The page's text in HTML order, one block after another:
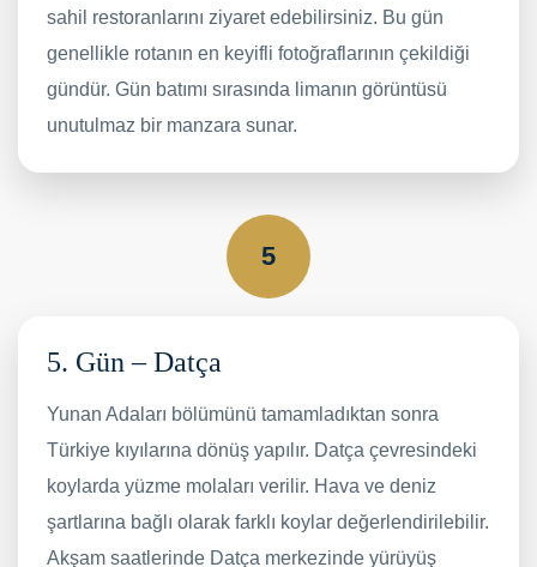
sahil restoranlarını ziyaret edebilirsiniz. Bu gün
genellikle rotanın en keyifli fotoğraflarının çekildiği
gündür. Gün batımı sırasında limanın görüntüsü
unutulmaz bir manzara sunar.
5
5. Gün – Datça
Yunan Adaları bölümünü tamamladıktan sonra
Türkiye kıyılarına dönüş yapılır. Datça çevresindeki
koylarda yüzme molaları verilir. Hava ve deniz
şartlarına bağlı olarak farklı koylar değerlendirilebilir.
Akşam saatlerinde Datça merkezinde yürüyüş